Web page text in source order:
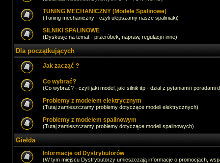
TUNING MECHANICZNY (Modele Spalinowe)
(Tuning mechaniczny - czyli ulepszamy nasze spaliniaki)
SILNIKI SPALINOWE
(Dyskusje na temat - przeróbek, napraw, regulacji i inne)
Dla początkujących
Jak zacząć ?
Co wybrać?
(Co wybrać? - czyli jaki model, jaki silnik itp - dział z pytaniami i poradami
Problemy z modelem elektrycznym
(Tutaj zamieszczamy problemy dotyczące modeli elektrycznych)
Problemy z modelem spalinowym
(Tutaj zamieszczamy problemy dotyczące modeli spalinowych)
Giełda
Informacje od Dystrybutorów
(W tym miejscu Dystrybutorzy umieszczają informacje o promocjach,